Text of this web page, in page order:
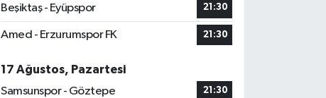
Beşiktaş - Eyüpspor 21:30
Amed - Erzurumspor FK 21:30
17 Ağustos, Pazartesi
Samsunspor - Göztepe
21:30